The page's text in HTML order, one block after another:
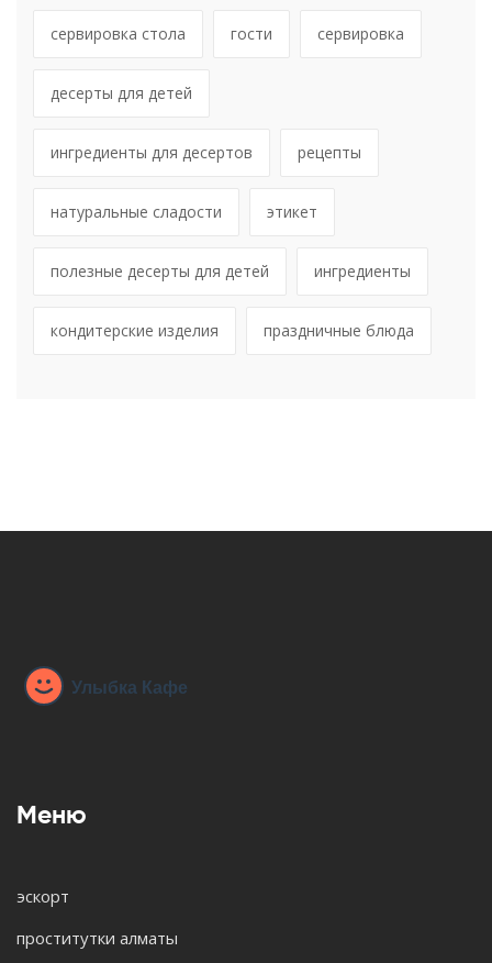
сервировка стола гости сервировка
десерты для детей
ингредиенты для десертов рецепты
натуральные сладости этикет
полезные десерты для детей ингредиенты
кондитерские изделия праздничные блюда
Меню
эскорт
проститутки алматы